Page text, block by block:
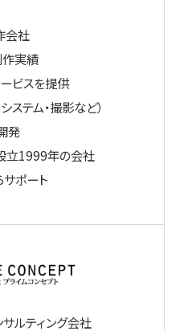
会社
実績
ビスを提供
ステム・撮影など）
発
立1999年の会社
ポート
ルティング会社